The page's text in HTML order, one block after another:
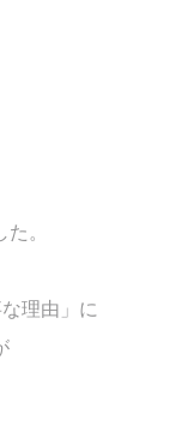
。
理由」に